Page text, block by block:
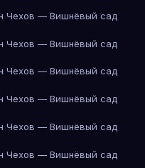
Чехов — Вишнёвый сад
Чехов — Вишнёвый сад
Чехов — Вишнёвый сад
Чехов — Вишнёвый сад
Чехов — Вишнёвый сад
Чехов — Вишнёвый сад